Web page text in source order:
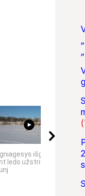
00:12
išgelbsti
ledo užstrigusį